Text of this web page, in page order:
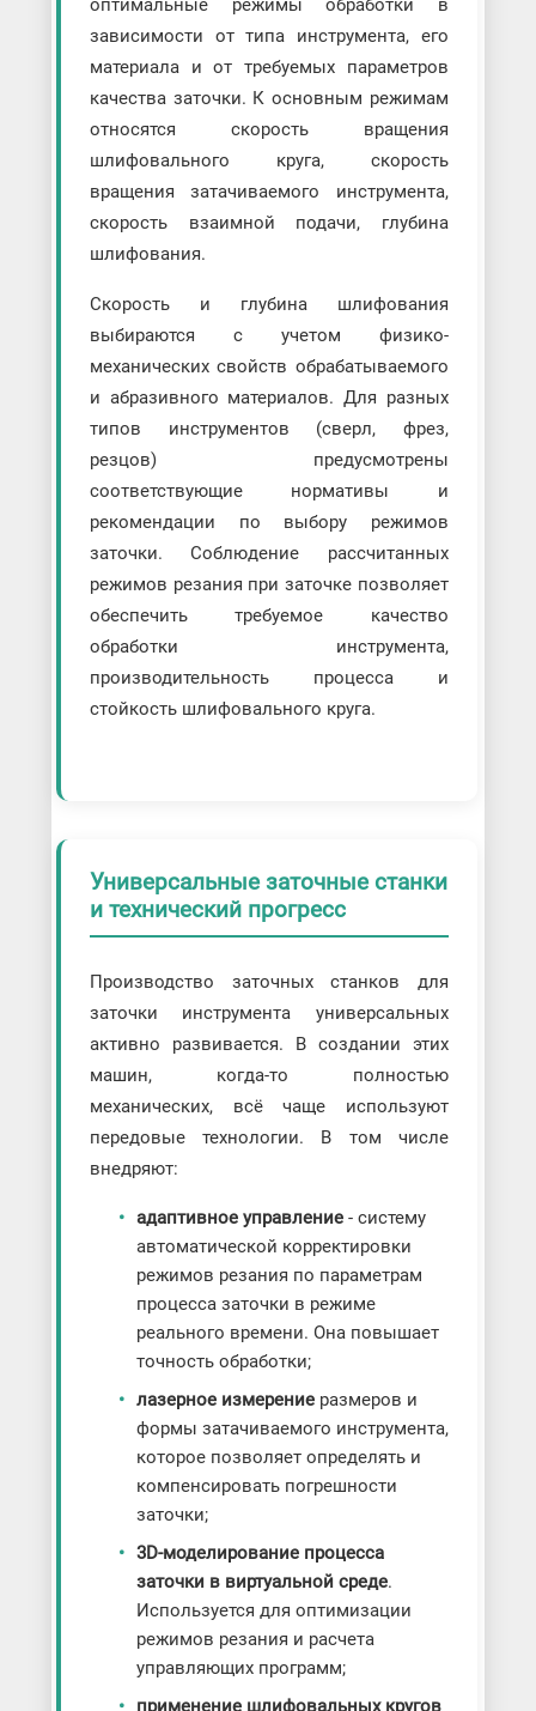
оптимальные режимы обработки в
зависимости от типа инструмента, его
материала и от требуемых параметров
качества заточки. К основным режимам
относятся скорость вращения
шлифовального круга, скорость
вращения затачиваемого инструмента,
скорость взаимной подачи, глубина
шлифования.
Скорость и глубина шлифования
выбираются с учетом физико-
механических свойств обрабатываемого
и абразивного материалов. Для разных
типов инструментов (сверл, фрез,
резцов) предусмотрены
соответствующие нормативы и
рекомендации по выбору режимов
заточки. Соблюдение рассчитанных
режимов резания при заточке позволяет
обеспечить требуемое качество
обработки инструмента,
производительность процесса и
стойкость шлифовального круга.
Универсальные заточные станки
и технический прогресс
Производство заточных станков для
заточки инструмента универсальных
активно развивается. В создании этих
машин, когда-то полностью
механических, всё чаще используют
передовые технологии. В том числе
внедряют:
адаптивное управление- систему
автоматической корректировки
режимов резания по параметрам
процесса заточки в режиме
реального времени. Она повышает
точность обработки;
лазерное измерениеразмеров и
формы затачиваемого инструмента,
которое позволяет определять и
компенсировать погрешности
заточки;
3D-моделирование процесса
заточки в виртуальной среде.
Используется для оптимизации
режимов резания и расчета
управляющих программ;
применение шлифовальных кругов